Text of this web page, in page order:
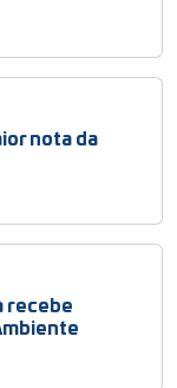
nota da
recebe